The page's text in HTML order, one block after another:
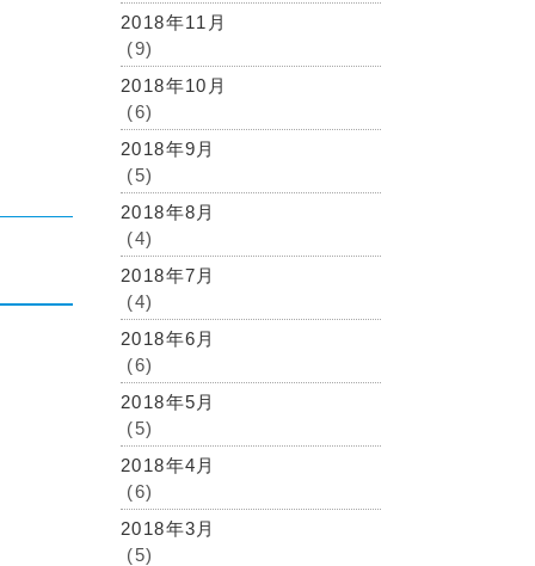
2018年11月
(9)
2018年10月
(6)
2018年9月
(5)
2018年8月
(4)
2018年7月
(4)
2018年6月
(6)
2018年5月
(5)
2018年4月
(6)
2018年3月
(5)